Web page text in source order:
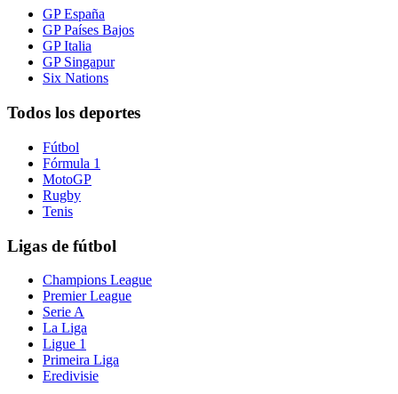
GP España
GP Países Bajos
GP Italia
GP Singapur
Six Nations
Todos los deportes
Fútbol
Fórmula 1
MotoGP
Rugby
Tenis
Ligas de fútbol
Champions League
Premier League
Serie A
La Liga
Ligue 1
Primeira Liga
Eredivisie